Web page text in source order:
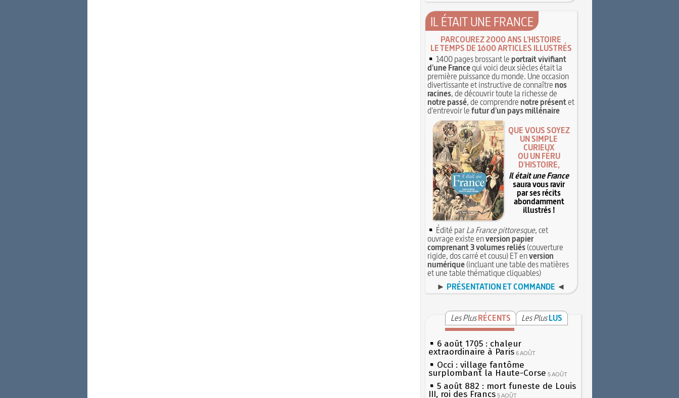
IL ÉTAIT UNE FRANCE
PARCOUREZ 2000 ANS L'HISTOIRE
LE TEMPS DE 1600 ARTICLES ILLUSTRÉS
1400 pages brossant leportrait vivifiant
d'une Francequi voici deux siècles était la
première puissance du monde. Une occasion
divertissante et instructive de connaîtrenos
racines, de découvrir toute la richesse de
notre passé, de comprendrenotre présentet
d'entrevoir lefutur d'un pays millénaire
QUE VOUS SOYEZ
UN SIMPLE
CURIEUX
OU UN FÉRU
D'HISTOIRE,
Il était une France
saura vous ravir
par ses récits
abondamment
illustrés !
Édité parLa France pittoresque, cet
ouvrage existe enversion papier
comprenant 3 volumes reliés(couverture
rigide, dos carré et cousu) ET enversion
numérique(incluant une table des matières
et une table thématique cliquables)
► PRÉSENTATION ET COMMANDE ◄
Les Plus RÉCENTS Les Plus LUS
6 août 1705 : chaleur
extraordinaire à Paris 6 AOÛT
Occi : village fantôme
surplombant la Haute-Corse 5 AOÛT
5 août 882 : mort funeste de Louis
III, roi des Francs 5 AOÛT